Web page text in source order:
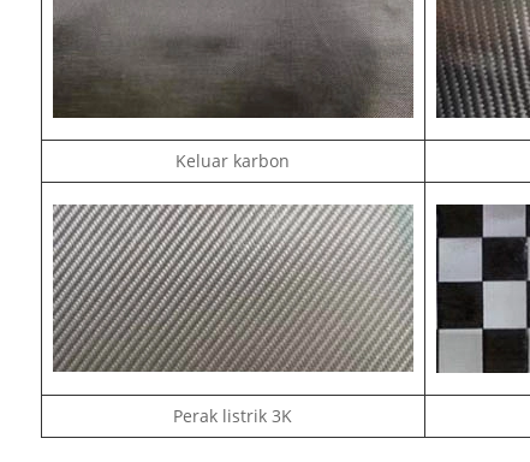
Keluar karbon
Perak listrik 3K